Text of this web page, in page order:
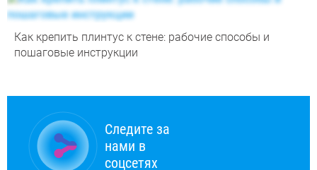
Как крепить плинтус к стене: рабочие способы и
пошаговые инструкции
Следите за
нами в
соцсетях